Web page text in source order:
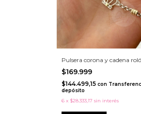
Pulsera corona y cadena roló
$169.999
$144.499,15 con
depósito
6 x $28.333,17 sin interés